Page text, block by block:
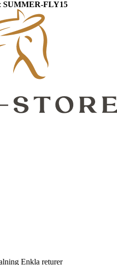
SUMMER-FLY15
Enkla returer